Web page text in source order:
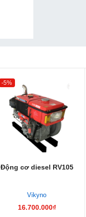
-5%
Động cơ diesel RV105
Vikyno
16.700.000₫